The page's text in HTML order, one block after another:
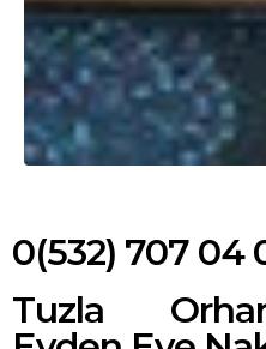
0(532) 707 04
Tuzla